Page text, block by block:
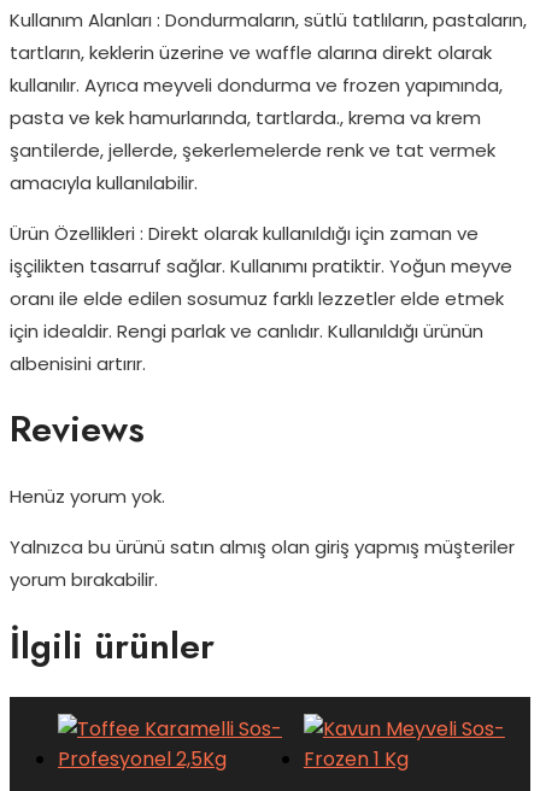
Kullanım Alanları : Dondurmaların, sütlü tatlıların, pastaların,
tartların, keklerin üzerine ve waffle alarına direkt olarak
kullanılır. Ayrıca meyveli dondurma ve frozen yapımında,
pasta ve kek hamurlarında, tartlarda., krema va krem
şantilerde, jellerde, şekerlemelerde renk ve tat vermek
amacıyla kullanılabilir.
Ürün Özellikleri : Direkt olarak kullanıldığı için zaman ve
işçilikten tasarruf sağlar. Kullanımı pratiktir. Yoğun meyve
oranı ile elde edilen sosumuz farklı lezzetler elde etmek
için idealdir. Rengi parlak ve canlıdır. Kullanıldığı ürünün
albenisini artırır.
Reviews
Henüz yorum yok.
Yalnızca bu ürünü satın almış olan giriş yapmış müşteriler
yorum bırakabilir.
İlgili ürünler